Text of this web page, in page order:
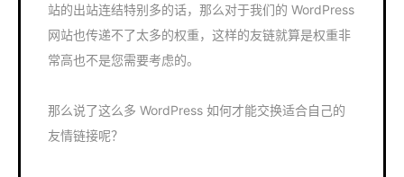
站的出站连结特别多的话，那么对于我们的 WordPress
网站也传递不了太多的权重，这样的友链就算是权重非
常高也不是您需要考虑的。
那么说了这么多 WordPress 如何才能交换适合自己的
友情链接呢？